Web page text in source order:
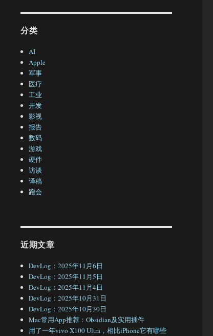
分类
AI
Apple
军事
医疗
工业
开发
影视
报告
数码
游戏
硬件
访谈
译稿
跑会
近期文章
DevLog：2025年11月6日
DevLog：2025年11月5日
DevLog：2025年11月4日
DevLog：2025年10月31日
DevLog：2025年10月30日
Mac常用App推荐：Obsidian及实用插件
用了一年vivo X100 Ultra，相比iPhone它有哪些